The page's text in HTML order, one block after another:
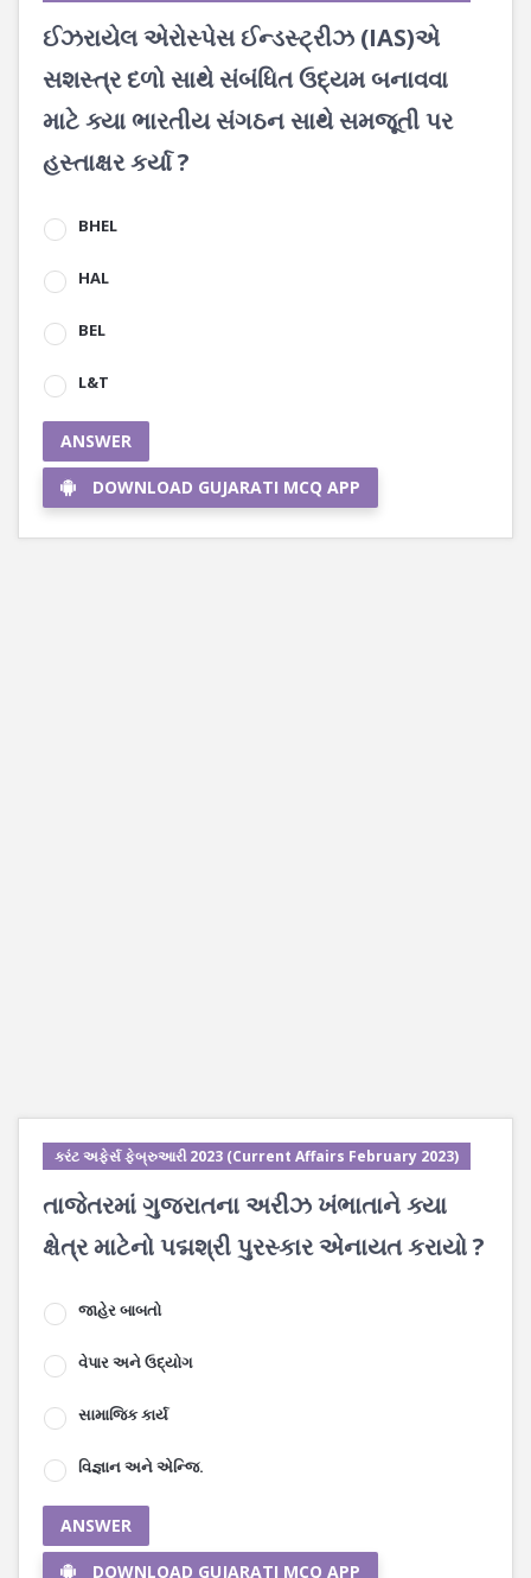
ઈઝરાયેલ એરોસ્પેસ ઈન્ડસ્ટ્રીઝ (IAS)એ
સશસ્ત્ર દળો સાથે સંબંધિત ઉદ્યમ બનાવવા
માટે ક્યા ભારતીય સંગઠન સાથે સમજૂતી પર
હસ્તાક્ષર કર્યા ?
BHEL
HAL
BEL
L&T
ANSWER
DOWNLOAD GUJARATI MCQ APP
કરંટ અફેર્સ ફેબ્રુઆરી 2023 (Current Affairs February 2023)
તાજેતરમાં ગુજરાતના અરીઝ ખંભાતાને ક્યા
ક્ષેત્ર માટેનો પદ્મશ્રી પુરસ્કાર એનાયત કરાયો ?
જાહેર બાબતો
વેપાર અને ઉદ્યોગ
સામાજિક કાર્ય
વિજ્ઞાન અને એન્જિ.
ANSWER
DOWNLOAD GUJARATI MCQ APP